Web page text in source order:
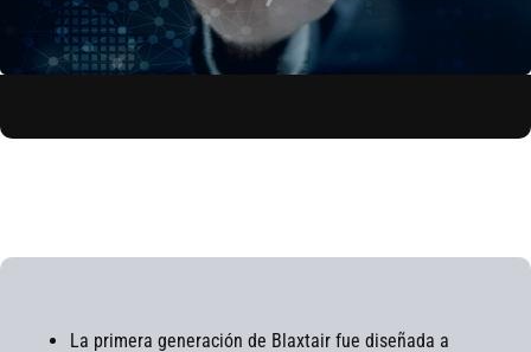
La primera generación de Blaxtair fue diseñada a